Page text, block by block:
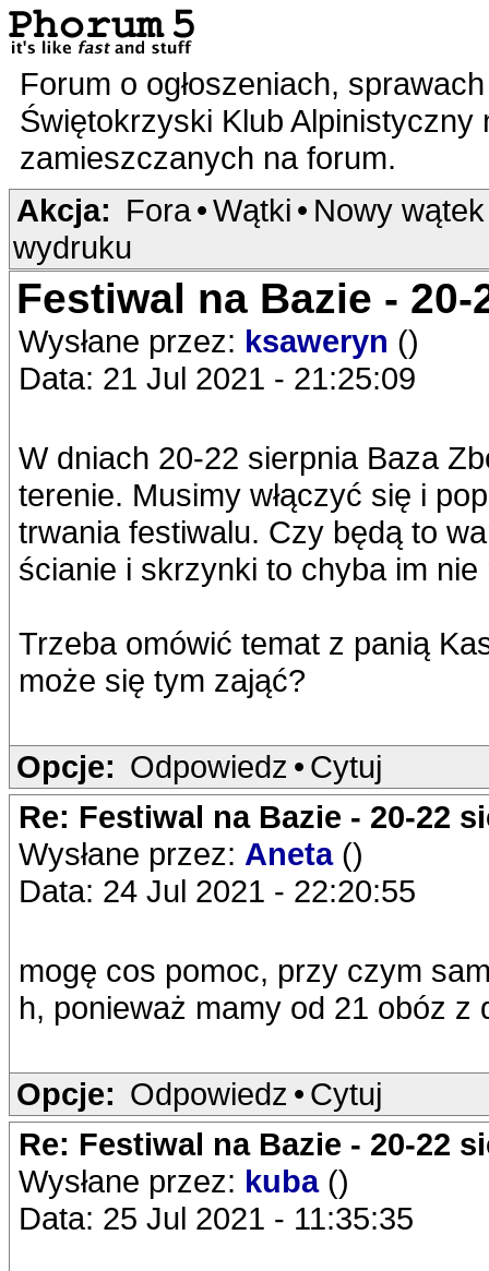
Forum o ogłoszeniach,
Świętokrzyski Klub
zamieszczanych na forum.
Akcja: Fora•Wątki • Nowy wątek
wydruku
Festiwal na Bazie -
Wysłane przez: ksaweryn ()
Data: 21 Jul 2021 - 21:25:09
W dniach 20-22 sierpnia Baza
terenie. Musimy włączyć się i
trwania festiwalu. Czy będą to
ścianie i skrzynki to chyba im nie
Trzeba omówić temat z panią
może się tym zająć?
Opcje: Odpowiedz • Cytuj
Re: Festiwal na Bazie - 20-22
Wysłane przez: Aneta ()
Data: 24 Jul 2021 - 22:20:55
mogę cos pomoc, przy czym
h, ponieważ mamy od 21 obóz z
Opcje: Odpowiedz • Cytuj
Re: Festiwal na Bazie - 20-22
Wysłane przez: kuba ()
Data: 25 Jul 2021 - 11:35:35